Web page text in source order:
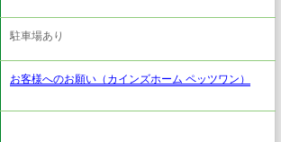
駐車場あり
お客様へのお願い（カインズホーム ペッツワン）